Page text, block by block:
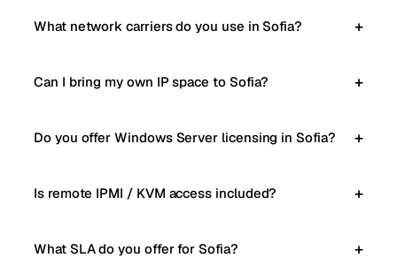
What network carriers do you use in Sofia?
Can I bring my own IP space to Sofia?
Do you offer Windows Server licensing in Sofia?
Is remote IPMI / KVM access included?
What SLA do you offer for Sofia?